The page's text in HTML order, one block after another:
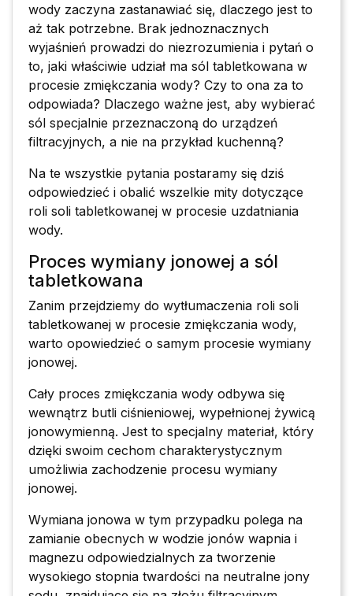
wody zaczyna zastanawiać się, dlaczego jest to
aż tak potrzebne. Brak jednoznacznych
wyjaśnień prowadzi do niezrozumienia i pytań o
to, jaki właściwie udział ma sól tabletkowana w
procesie zmiękczania wody? Czy to ona za to
odpowiada? Dlaczego ważne jest, aby wybierać
sól specjalnie przeznaczoną do urządzeń
filtracyjnych, a nie na przykład kuchenną?
Na te wszystkie pytania postaramy się dziś
odpowiedzieć i obalić wszelkie mity dotyczące
roli soli tabletkowanej w procesie uzdatniania
wody.
Proces wymiany jonowej a sól
tabletkowana
Zanim przejdziemy do wytłumaczenia roli soli
tabletkowanej w procesie zmiękczania wody,
warto opowiedzieć o samym procesie wymiany
jonowej.
Cały proces zmiękczania wody odbywa się
wewnątrz butli ciśnieniowej, wypełnionej żywicą
jonowymienną. Jest to specjalny materiał, który
dzięki swoim cechom charakterystycznym
umożliwia zachodzenie procesu wymiany
jonowej.
Wymiana jonowa w tym przypadku polega na
zamianie obecnych w wodzie jonów wapnia i
magnezu odpowiedzialnych za tworzenie
wysokiego stopnia twardości na neutralne jony